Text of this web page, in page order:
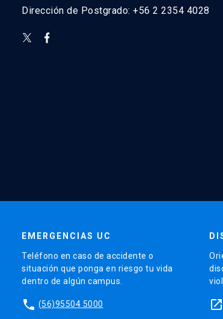
Dirección de Postgrado: +56 2 2354 4028
EMERGENCIAS UC
Teléfono en caso de accidente o
situación que ponga en riesgo tu vida
dentro de algún campus.
phone (56)95504 5000 launch